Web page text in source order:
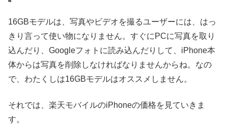
16GBモデルは、写真やビデオを撮るユーザーには、はっ
きり言って使い物になりません。すぐにPCに写真を取り
込んだり、Googleフォトに読み込んだりして、iPhone本
体からは写真を削除しなければなりませんからね。なの
で、わたくしは16GBモデルはオススメしません。
それでは、楽天モバイルのiPhoneの価格を見ていきま
す。